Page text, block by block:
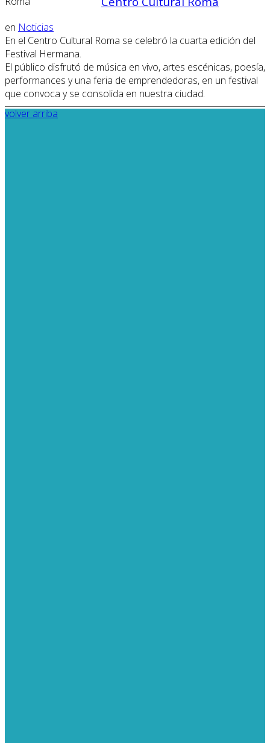
en Noticias
En el Centro Cultural Roma se celebró la cuarta edición del
Festival Hermana.
El público disfrutó de música en vivo, artes escénicas, poesía,
performances y una feria de emprendedoras, en un festival
que convoca y se consolida en nuestra ciudad.
volver arriba